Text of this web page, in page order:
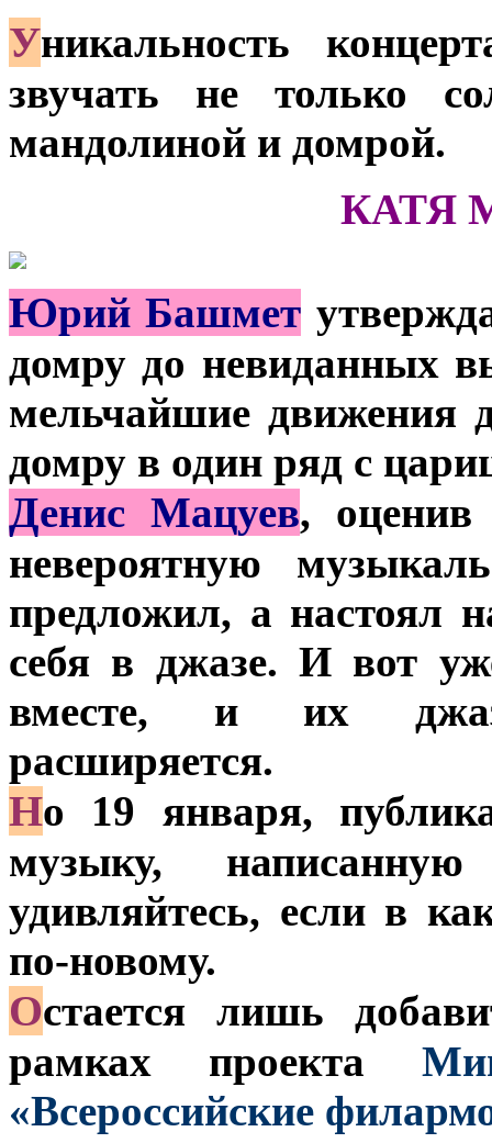
Уникальность
звучать не только
мандолиной и домрой.
КАТЯ
Юрий Башмет
домру до невиданных
мельчайшие движения
домру в один ряд с
Денис Мацуев, оценив
невероятную
предложил, а настоял
себя в джазе. И вот
вместе, и их
расширяется.
Но 19 января,
музыку,
удивляйтесь, если в
по-новому.
Остается лишь
рамках проекта
«Всероссийские